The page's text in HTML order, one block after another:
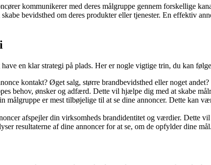
kommunikerer med deres målgruppe gennem forskellige
bevidsthed om deres produkter eller tjenester. En effektiv
en klar strategi på plads. Her er nogle vigtige trin, du kan
kontakt? Øget salg, større brandbevidsthed eller noget
behov, ønsker og adfærd. Dette vil hjælpe dig med at skabe
er mest tilbøjelige til at se dine annoncer. Dette kan
afspejler din virksomheds brandidentitet og værdier. Dette
resultaterne af dine annoncer for at se, om de opfylder dine